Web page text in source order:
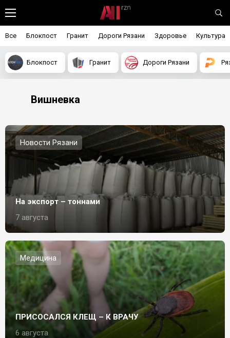
Все Блокпост Гранит Дороги Рязани Здоровье Культура
Блокпост Гранит Дороги Рязани
Вишневка
Новости Рязани
На экспорт – тоннами
7 августа
Медицина
ПРИСОСАЛСЯ КЛЕЩ – К ВРАЧУ
6 августа